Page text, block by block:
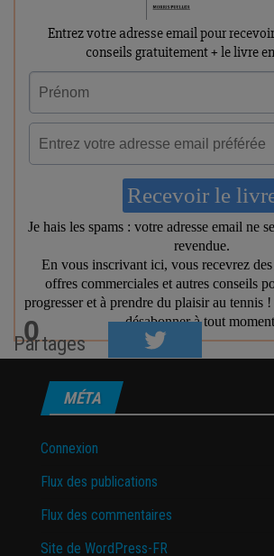
0
Partages
MÉTA
Connexion
Flux des publications
Flux des commentaires
Site de WordPress-FR